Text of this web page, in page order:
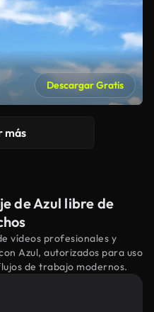
Descargar Gratis
más
de Azul libre de
vídeos profesionales y
Azul, autorizados para uso
de trabajo modernos.